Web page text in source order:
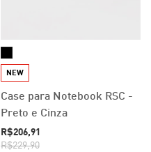
NEW
Case para Notebook RSC -
Preto e Cinza
R$206,91
R$229,90